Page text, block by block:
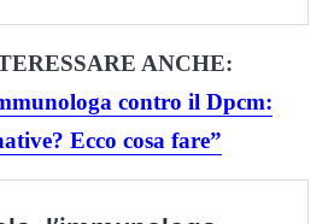
ANCHE:
contro il Dpcm:
Ecco cosa fare”